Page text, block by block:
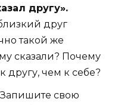
другу».
друг
такой же
сказали? Почему
другу, чем к себе?
Запишите свою